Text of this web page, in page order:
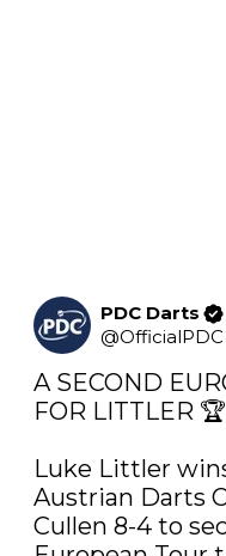
PDC Darts
@OfficialPDC
A SECOND
FOR LITTLER 🏆
Luke Littler
Austrian Darts
Cullen 8-4 to